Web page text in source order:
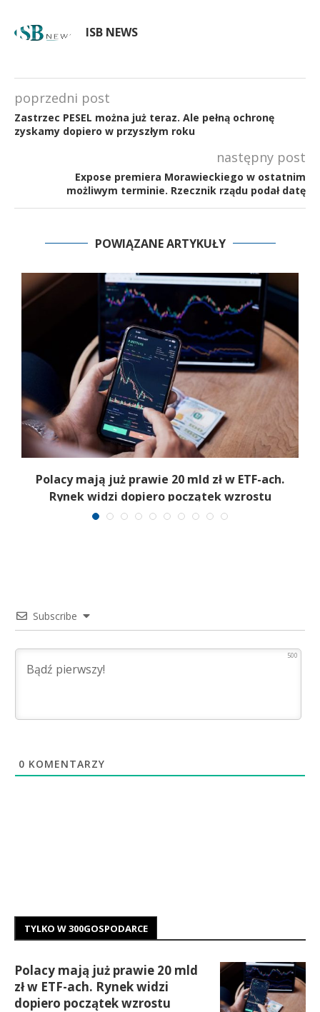
ISB NEWS
poprzedni post
Zastrzec PESEL można już teraz. Ale pełną ochronę
zyskamy dopiero w przyszłym roku
następny post
Expose premiera Morawieckiego w ostatnim
możliwym terminie. Rzecznik rządu podał datę
POWIĄZANE ARTYKUŁY
Polacy mają już prawie 20 mld zł w ETF-ach.
Rynek widzi dopiero początek wzrostu
Subscribe
500
0 KOMENTARZY
TYLKO W 300GOSPODARCE
Polacy mają już prawie 20 mld
zł w ETF-ach. Rynek widzi
dopiero początek wzrostu